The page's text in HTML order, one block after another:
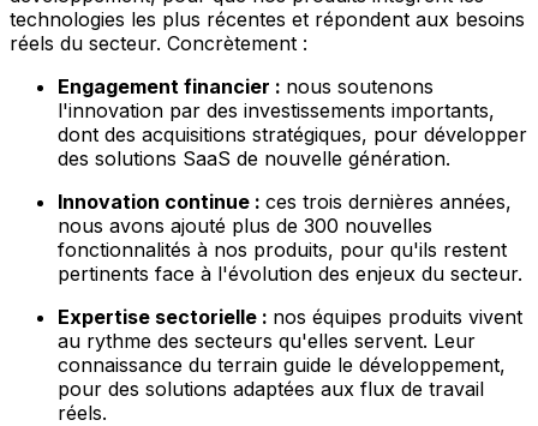
technologies les plus récentes et répondent aux besoins
réels du secteur. Concrètement :
Engagement financier : nous soutenons
l'innovation par des investissements importants,
dont des acquisitions stratégiques, pour développer
des solutions SaaS de nouvelle génération.
Innovation continue : ces trois dernières années,
nous avons ajouté plus de 300 nouvelles
fonctionnalités à nos produits, pour qu'ils restent
pertinents face à l'évolution des enjeux du secteur.
Expertise sectorielle : nos équipes produits vivent
au rythme des secteurs qu'elles servent. Leur
connaissance du terrain guide le développement,
pour des solutions adaptées aux flux de travail
réels.